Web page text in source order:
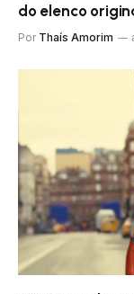
do elenco
Por Thaís Amorim